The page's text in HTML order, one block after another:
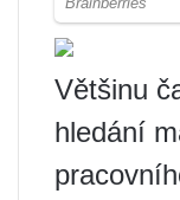
Většinu
hledání